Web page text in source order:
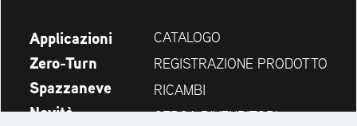
Applicazioni
Zero-Turn
Spazzaneve
Novità
CATALOGO
REGISTRAZIONE PRODOTTO
RICAMBI
CERCA RIVENDITORI